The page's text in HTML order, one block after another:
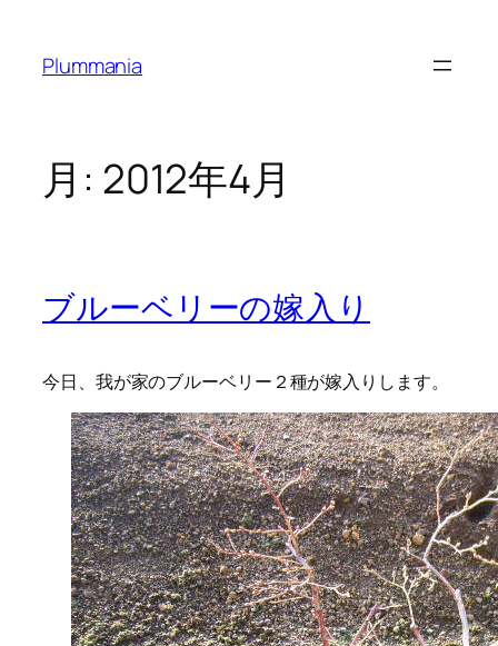
Plummania
月: 2012年4月
ブルーベリーの嫁入り
今日、我が家のブルーベリー２種が嫁入りします。